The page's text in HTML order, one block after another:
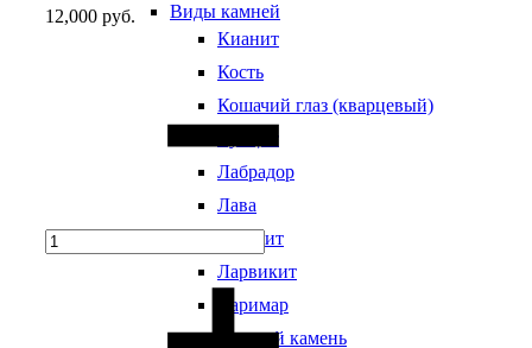
Виды камней
Кианит
Кость
Кошачий глаз (кварцевый)
Кунцит
Лабрадор
Лава
Лазурит
Ларвикит
Ларимар
Лунный камень
12,000 руб.